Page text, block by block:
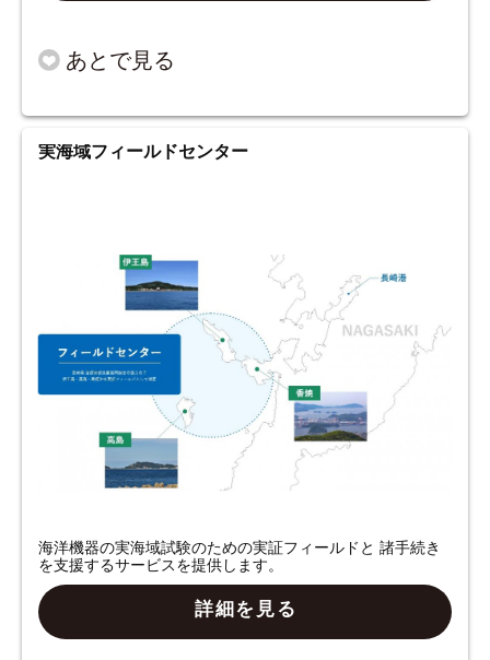
実海域フィールドセンター
海洋機器の実海域試験のための実証フィールドと 諸手続き
を支援するサービスを提供します。
詳細を見る